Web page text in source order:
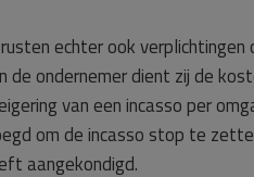
echter ook verplichtingen
ondernemer dient zij de
van een incasso per
om de incasso stop te
aangekondigd.